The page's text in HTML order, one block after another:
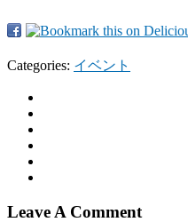
Categories: イベント
Leave A Comment